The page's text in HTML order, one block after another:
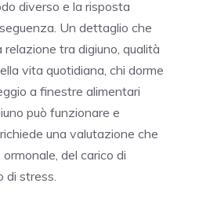
diverso e la risposta
Un dettaglio che
tra digiuno, qualità
vita quotidiana, chi dorme
a finestre alimentari
può funzionare e
una valutazione che
del carico di
di stress.